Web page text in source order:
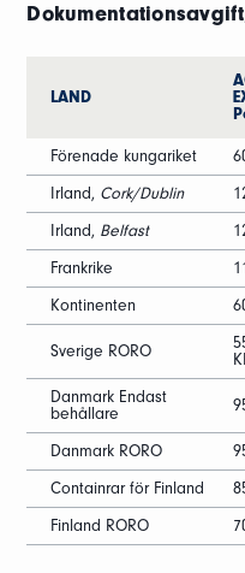
LAND
Förenade kungariket
Irland, Cork/Dublin
Irland, Belfast
Frankrike
Kontinenten
Sverige RORO
Danmark Endast
behållare
Danmark RORO
Containrar för Finland
Finland RORO